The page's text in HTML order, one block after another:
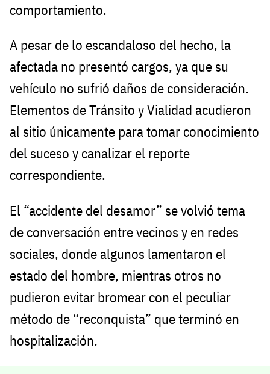
comportamiento.
A pesar de lo escandaloso del hecho, la
afectada no presentó cargos, ya que su
vehículo no sufrió daños de consideración.
Elementos de Tránsito y Vialidad acudieron
al sitio únicamente para tomar conocimiento
del suceso y canalizar el reporte
correspondiente.
El “accidente del desamor” se volvió tema
de conversación entre vecinos y en redes
sociales, donde algunos lamentaron el
estado del hombre, mientras otros no
pudieron evitar bromear con el peculiar
método de “reconquista” que terminó en
hospitalización.